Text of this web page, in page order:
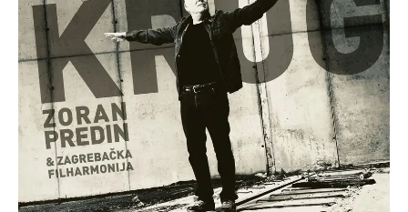
FILM
MUSIC BOX